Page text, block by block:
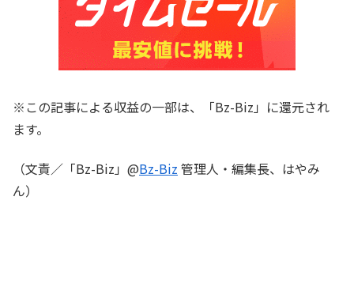
※この記事による収益の一部は、「Bz-Biz」に還元され
ます。
（文責／「Bz-Biz」@Bz-Biz 管理人・編集長、はやみ
ん）